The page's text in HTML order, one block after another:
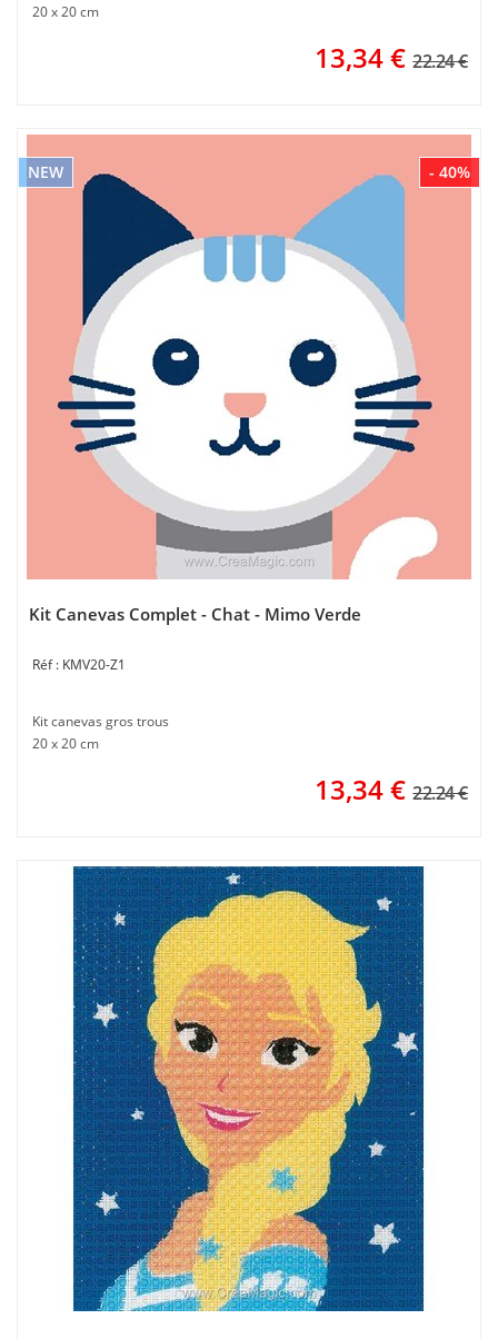
20 x 20 cm
13,34€ 22.24 €
- 40%
NEW
Kit Canevas Complet - Chat - Mimo Verde
KMV20-Z1
Kit canevas gros trous
20 x 20 cm
13,34€ 22.24 €